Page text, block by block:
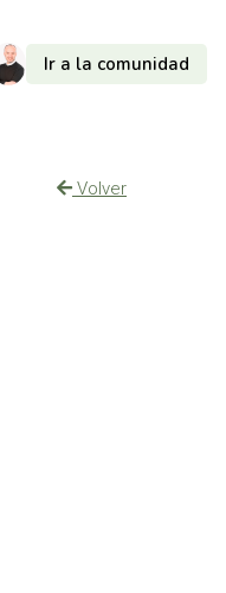
Ir a la comunidad
Volver